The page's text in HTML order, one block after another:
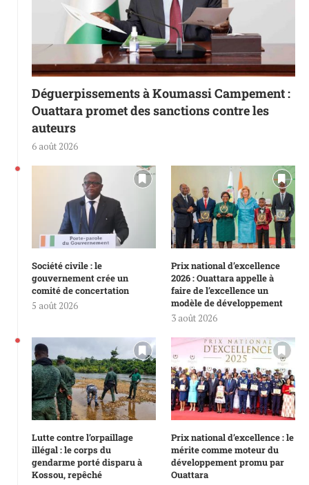
Déguerpissements à Koumassi Campement :
Ouattara promet des sanctions contre les
auteurs
6 août 2026
Société civile : le
gouvernement crée un
comité de concertation
5 août 2026
Prix national d’excellence
2026 : Ouattara appelle à
faire de l’excellence un
modèle de développement
3 août 2026
Lutte contre l’orpaillage
illégal : le corps du
gendarme porté disparu à
Kossou, repêché
Prix national d’excellence : le
mérite comme moteur du
développement promu par
Ouattara